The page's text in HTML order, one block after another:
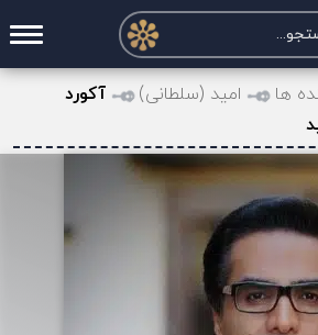
صفحه اصلی
درخواست آکورد
نت و تبلچر
تماس با ما
حساب کاربری
ها امید (سلطانی)
آکورد